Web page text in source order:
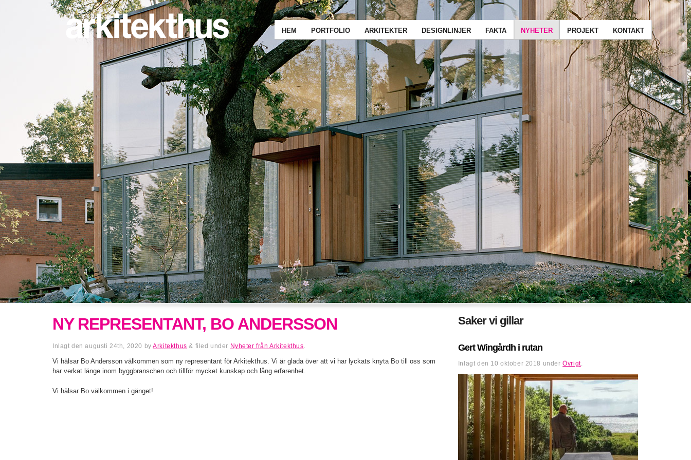
HEM PORTFOLIO ARKITEKTER DESIGNLINJER FAKTA NYHETER PROJEKT KONTAKT
NY REPRESENTANT, BO ANDERSSON
Inlagt denaugusti 24th, 2020 byArkitekthus & filed under Nyheter från Arkitekthus
Vi hälsar Bo Andersson välkommen som ny representant för Arkitekthus. Vi är glada över att vi har lyckats knyta Bo till oss som
har verkat länge inom byggbranschen och tillför mycket kunskap och lång erfarenhet.
Vi hälsar Bo välkommen i gänget!
Saker vi gillar
Gert Wingårdh i rutan
Inlagt den 10 oktober 2018 underÖvrigt.